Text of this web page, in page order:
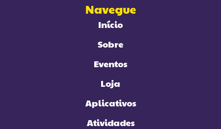
Navegue
Início
Sobre
Eventos
Loja
Aplicativos
Atividades